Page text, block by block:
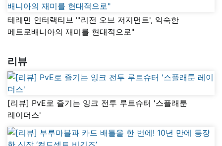
테레민 인터랙티브 "'리전 오브 저지먼트', 익숙한
메트로배니아의 재미를 현대적으로"
리뷰
[리뷰] PvE로 즐기는 잉크 전투 루트슈터 '스플래툰
레이더스'